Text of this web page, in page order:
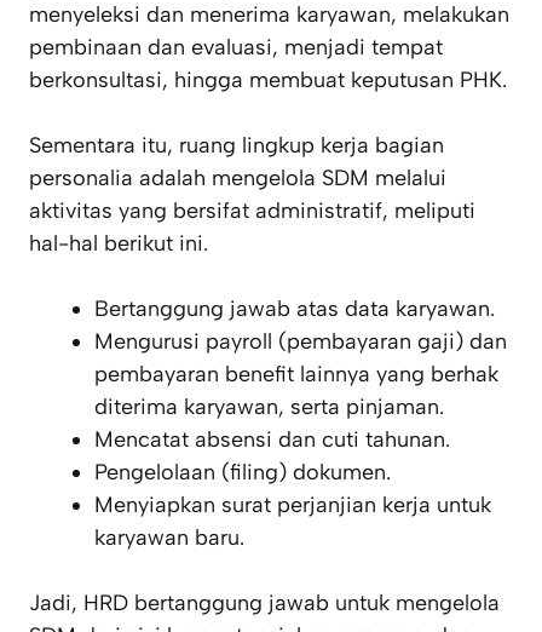
menyeleksi dan menerima karyawan, melakukan
pembinaan dan evaluasi, menjadi tempat
berkonsultasi, hingga membuat keputusan PHK.
Sementara itu, ruang lingkup kerja bagian
personalia adalah mengelola SDM melalui
aktivitas yang bersifat administratif, meliputi
hal-hal berikut ini.
Bertanggung jawab atas data karyawan.
Mengurusi payroll (pembayaran gaji) dan
pembayaran benefit lainnya yang berhak
diterima karyawan, serta pinjaman.
Mencatat absensi dan cuti tahunan.
Pengelolaan (filing) dokumen.
Menyiapkan surat perjanjian kerja untuk
karyawan baru.
Jadi, HRD bertanggung jawab untuk mengelola